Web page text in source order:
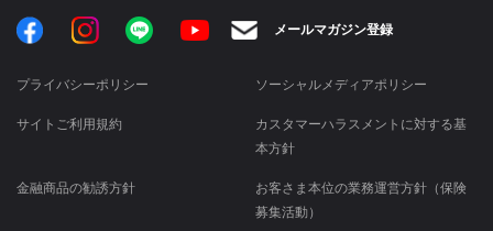
FacebookInstagramLINE YouTube メールマガジン登録
プライバシーポリシー ソーシャルメディアポリシー
サイトご利用規約
カスタマーハラスメントに対する基
本方針
金融商品の勧誘方針
お客さま本位の業務運営方針（保険
募集活動）